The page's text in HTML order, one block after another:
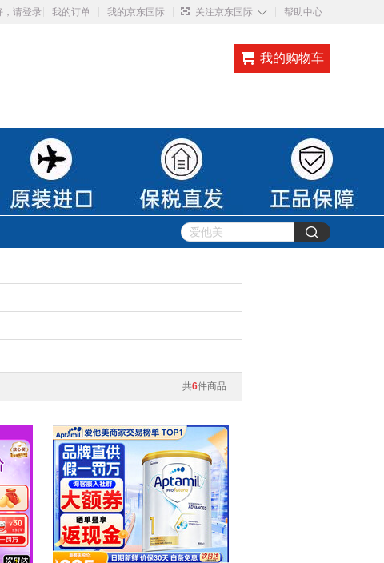
，请登录 我的订单 我的京东国际 关注京东国际 ◇ 帮助中心
我的购物车
共6件商品